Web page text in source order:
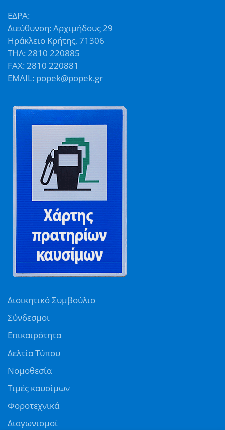
ΕΔΡΑ:
Διεύθυνση: Αρχιμήδους 29
Ηράκλειο Κρήτης, 71306
ΤΗΛ: 2810 220885
FAX: 2810 220881
EMAIL: popek@popek.gr
Διοικητικό Συμβούλιο
Σύνδεσμοι
Επικαιρότητα
Δελτία Τύπου
Νομοθεσία
Τιμές καυσίμων
Φοροτεχνικά
Διαγωνισμοί